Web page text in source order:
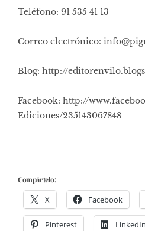
Teléfono: 91 535 41 13
Correo electrónico:
Blog: http://
Facebook: http://
Ediciones/235143067848
Compártelo:
X Facebook
Pinterest LinkedIn